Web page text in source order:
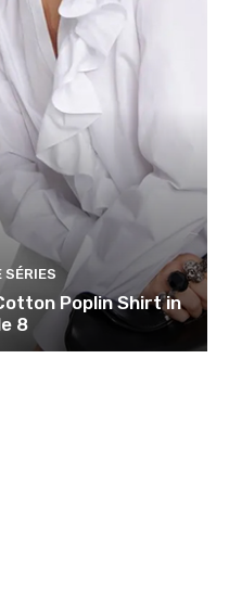
SÉRIES
Poplin Shirt in
8